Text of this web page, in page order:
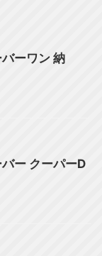
ーワン 納
ー クーパーD